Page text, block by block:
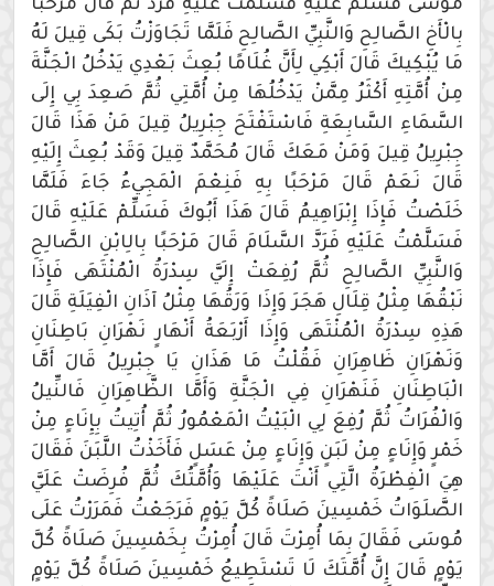
مُوسَى فَسَلِّمْ عَلَيْهِ فَسَلَّمْتُ عَلَيْهِ فَرَدَّ ثُمَّ قَالَ مَرْحَبًا
بِالْأَخِ الصَّالِحِ وَالنَّبِيِّ الصَّالِحِ فَلَمَّا تَجَاوَزْتُ بَكَى قِيلَ لَهُ
مَا يُبْكِيكَ قَالَ أَبْكِي لِأَنَّ غُلَامًا بُعِثَ بَعْدِي يَدْخُلُ الْجَنَّةَ
مِنْ أُمَّتِهِ أَكْثَرُ مِمَّنْ يَدْخُلُهَا مِنْ أُمَّتِي ثُمَّ صَعِدَ بِي إِلَى
السَّمَاءِ السَّابِعَةِ فَاسْتَفْتَحَ جِبْرِيلُ قِيلَ مَنْ هَذَا قَالَ
جِبْرِيلُ قِيلَ وَمَنْ مَعَكَ قَالَ مُحَمَّدٌ قِيلَ وَقَدْ بُعِثَ إِلَيْهِ
قَالَ نَعَمْ قَالَ مَرْحَبًا بِهِ فَنِعْمَ الْمَجِيءُ جَاءَ فَلَمَّا
خَلَصْتُ فَإِذَا إِبْرَاهِيمُ قَالَ هَذَا أَبُوكَ فَسَلِّمْ عَلَيْهِ قَالَ
فَسَلَّمْتُ عَلَيْهِ فَرَدَّ السَّلَامَ قَالَ مَرْحَبًا بِالِابْنِ الصَّالِحِ
وَالنَّبِيِّ الصَّالِحِ ثُمَّ رُفِعَتْ إِلَيَّ سِدْرَةُ الْمُنْتَهَى فَإِذَا
نَبْقُهَا مِثْلُ قِلَالِ هَجَرَ وَإِذَا وَرَقُهَا مِثْلُ آذَانِ الْفِيَلَةِ قَالَ
هَذِهِ سِدْرَةُ الْمُنْتَهَى وَإِذَا أَرْبَعَةُ أَنْهَارٍ نَهْرَانِ بَاطِنَانِ
وَنَهْرَانِ ظَاهِرَانِ فَقُلْتُ مَا هَذَانِ يَا جِبْرِيلُ قَالَ أَمَّا
الْبَاطِنَانِ فَنَهْرَانِ فِي الْجَنَّةِ وَأَمَّا الظَّاهِرَانِ فَالنِّيلُ
وَالْفُرَاتُ ثُمَّ رُفِعَ لِي الْبَيْتُ الْمَعْمُورُ ثُمَّ أُتِيتُ بِإِنَاءٍ مِنْ
خَمْرٍ وَإِنَاءٍ مِنْ لَبَنٍ وَإِنَاءٍ مِنْ عَسَلٍ فَأَخَذْتُ اللَّبَنَ فَقَالَ
هِيَ الْفِطْرَةُ الَّتِي أَنْتَ عَلَيْهَا وَأُمَّتُكَ ثُمَّ فُرِضَتْ عَلَيَّ
الصَّلَوَاتُ خَمْسِينَ صَلَاةً كُلَّ يَوْمٍ فَرَجَعْتُ فَمَرَرْتُ عَلَى
مُوسَى فَقَالَ بِمَا أُمِرْتَ قَالَ أُمِرْتُ بِخَمْسِينَ صَلَاةً كُلَّ
يَوْمٍ قَالَ إِنَّ أُمَّتَكَ لَا تَسْتَطِيعُ خَمْسِينَ صَلَاةً كُلَّ يَوْمٍ